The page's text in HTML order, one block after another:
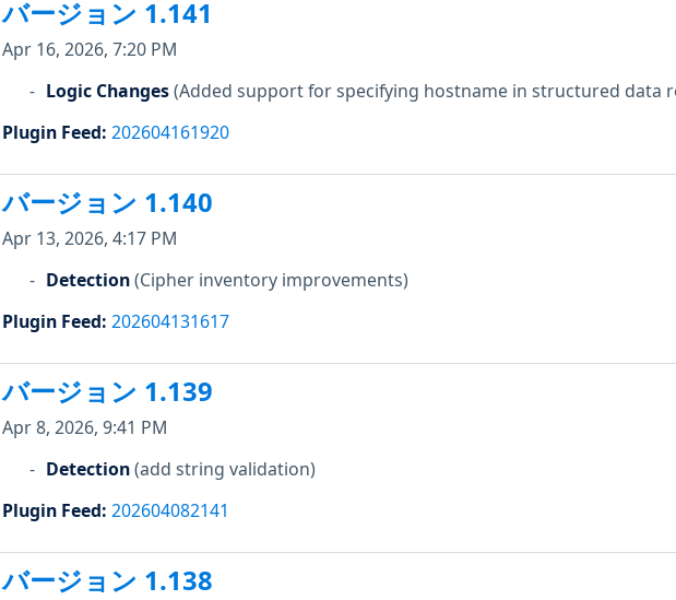
バージョン 1.141
Apr 16, 2026, 7:20 PM
Logic Changes(Added support for specifying hostname in structured data
Plugin Feed: 202604161920
バージョン 1.140
Apr 13, 2026, 4:17 PM
Detection(Cipher inventory improvements)
Plugin Feed: 202604131617
バージョン 1.139
Apr 8, 2026, 9:41 PM
Detection(add string validation)
Plugin Feed: 202604082141
バージョン 1.138